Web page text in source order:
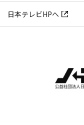
日本テレビHPへ